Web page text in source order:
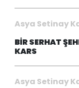
Asya Setinay
BİR SERHAT
KARS
Asya Setinay